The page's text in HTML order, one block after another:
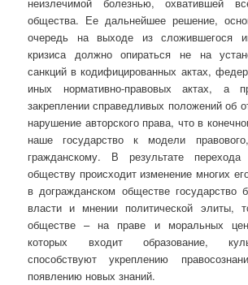
неизлечимой болезнью, охватившей
общества. Ее дальнейшее решение,
очередь на выходе из сложившегося
кризиса должно опираться не на
санкций в кодифицированных актах,
иных нормативно-правовых актах, а
закреплении справедливых положений об
нарушение авторского права, что в
наше государство к модели
гражданскому. В результате
обществу происходит изменение многих
в догражданском обществе государство
власти и мнении политической элиты,
обществе – на праве и моральных
которых входит образование,
способствуют укреплению
появлению новых знаний.